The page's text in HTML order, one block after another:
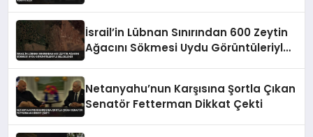
İsrail’in Lübnan Sınırından 600 Zeytin
Ağacını Sökmesi Uydu Görüntüleriyle
Netanyahu’nun Karşısına Şortla Çıkan
Senatör Fetterman Dikkat Çekti